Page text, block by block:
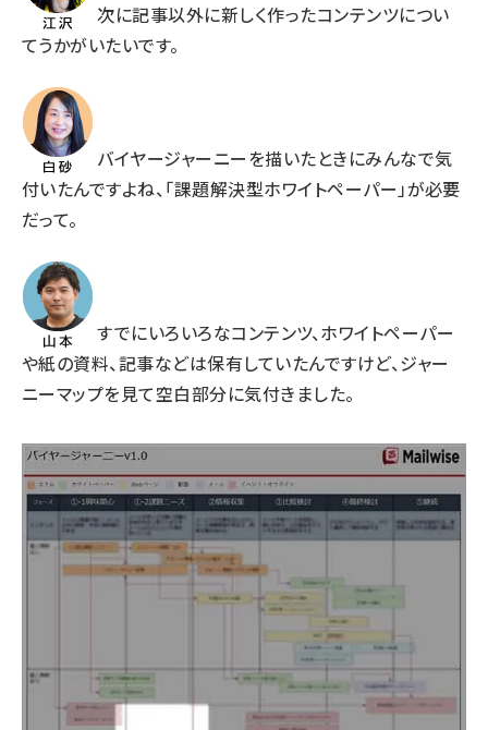
次に記事以外に新しく作ったコンテンツについ
てうかがいたいです。
バイヤージャーニーを描いたときにみんなで気
付いたんですよね、「課題解決型ホワイトペーパー」が必要
だって。
すでにいろいろなコンテンツ、ホワイトペーパー
や紙の資料、記事などは保有していたんですけど、ジャー
ニーマップを見て空白部分に気付きました。